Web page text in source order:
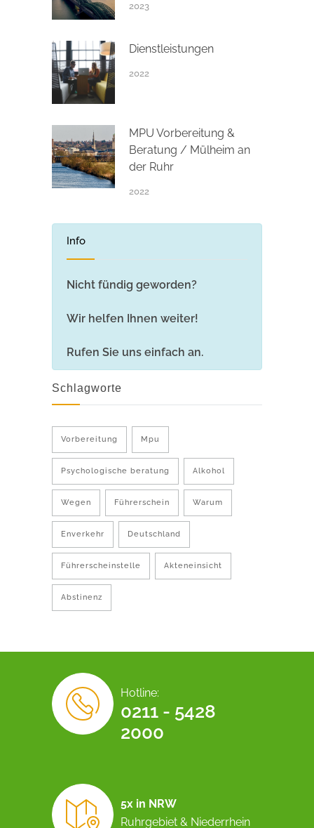
2023
Dienstleistungen
2022
MPU Vorbereitung &
Beratung / Mülheim an
der Ruhr
2022
Info
Nicht fündig geworden?
Wir helfen Ihnen weiter!
Rufen Sie uns einfach an.
Schlagworte
Vorbereitung Mpu
Psychologische beratung Alkohol
Wegen Führerschein Warum
Enverkehr Deutschland
Führerscheinstelle Akteneinsicht
Abstinenz
Hotline:
0211 - 5428
2000
5x in NRW
Ruhrgebiet & Niederrhein